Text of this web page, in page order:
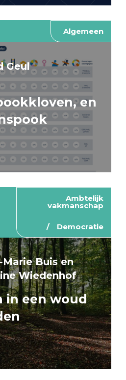
Algemeen
Geul
en
Ambtelijk
vakmanschap
Democratie
Marie Buis en
Wiedenhof
in een woud